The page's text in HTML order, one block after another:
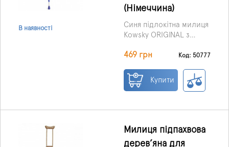
В наявності
(Німеччина)
Синя підлокітна милиця
Kowsky ORIGINAL з
ручкою — надійне
використання під час
реабілітації після травм
Забезпечує стабільну
469 грн Код: 50777
Купити
Милиця підпахвова
дерев’яна для